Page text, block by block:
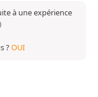
à une expérience
?OUI